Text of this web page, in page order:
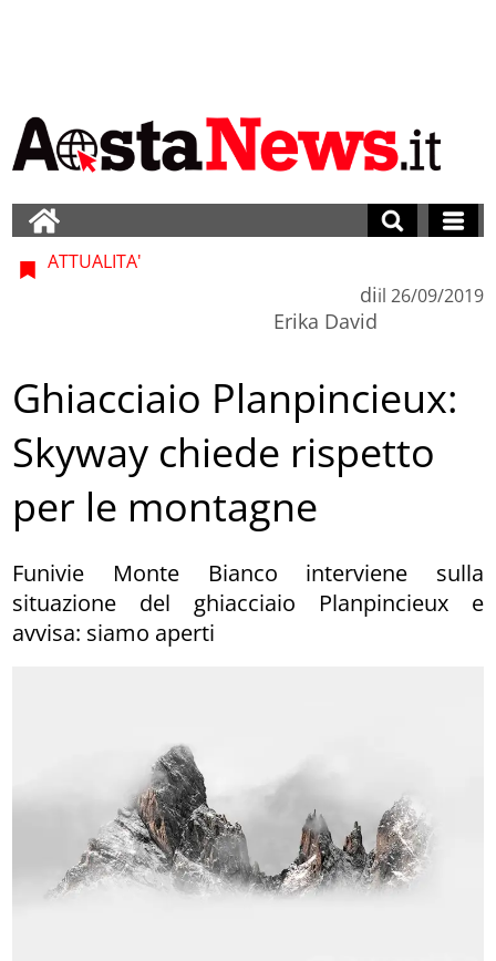
ATTUALITA'
di
Erika David
il 26/09/2019
Ghiacciaio Planpincieux:
Skyway chiede rispetto
per le montagne
Funivie Monte Bianco interviene sulla
situazione del ghiacciaio Planpincieux e
avvisa: siamo aperti